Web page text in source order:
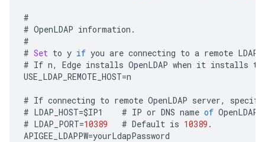
#
# OpenLDAP information .
#
# Set to y if you are connecting to a remote LDAP
# If n, Edge installs OpenLDAP when it installs
USE_LDAP_REMOTE_HOST=n
# If connecting to remote OpenLDAP server,
specify
# LDAP_HOST=$IP1 # IP or DNS name of OpenLDAP
# LDAP_PORT=10389 # Default is 10389.
APIGEE_LDAPPW=yourLdapPassword